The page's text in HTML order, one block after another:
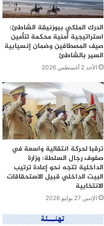
الدرك الملكي ببوزنيقة الشاطئ:
استراتيجية أمنية محكمة لتأمين
صيف المصطافين وضمان إنسيابية
السير بالشاطئ
الأحد 2 أغسطس 2026
ترقبا لحركة انتقالية واسعة في
صفوف رجال السلطة: وزارة
الداخلية تتجه نحو إعادة ترتيب
البيت الداخلي قبيل الاستحقاقات
الانتخابية
الإثنين 27 يوليو 2026